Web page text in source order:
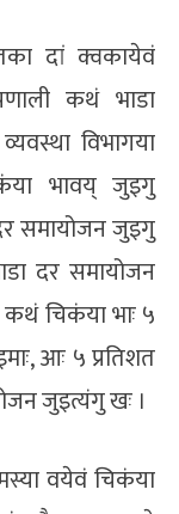
दां क्वकायेवं
कथं भाडा
विभागया
भावय् जुइगु
समायोजन जुइगु
दर समायोजन
चिकंया भाः ५
आः ५ प्रतिशत
जुइत्यंगु खः ।
वयेवं चिकंया